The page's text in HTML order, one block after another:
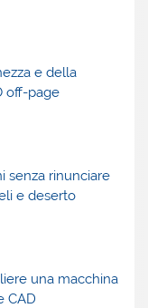
e della
off-page
senza rinunciare
e deserto
una macchina
CAD